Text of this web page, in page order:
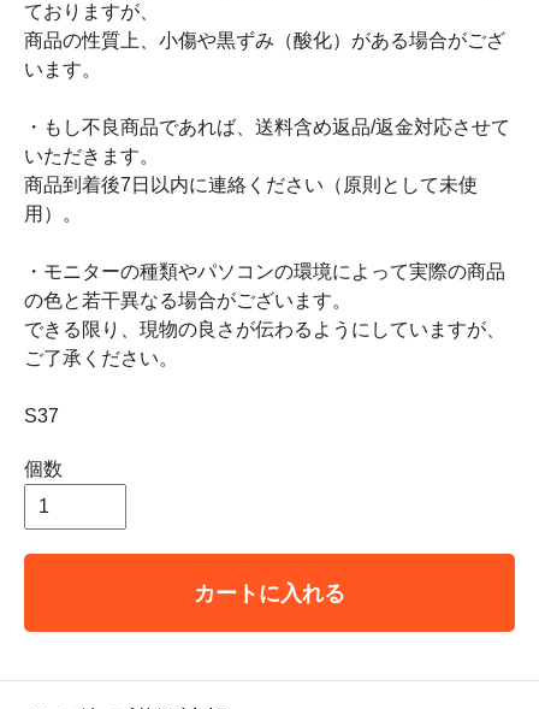
ておりますが、
商品の性質上、小傷や黒ずみ（酸化）がある場合がござ
います。
・もし不良商品であれば、送料含め返品/返金対応させて
いただきます。
商品到着後7日以内に連絡ください（原則として未使
用）。
・モニターの種類やパソコンの環境によって実際の商品
の色と若干異なる場合がございます。
できる限り、現物の良さが伝わるようにしていますが、
ご了承ください。
S37
個数
カートに入れる